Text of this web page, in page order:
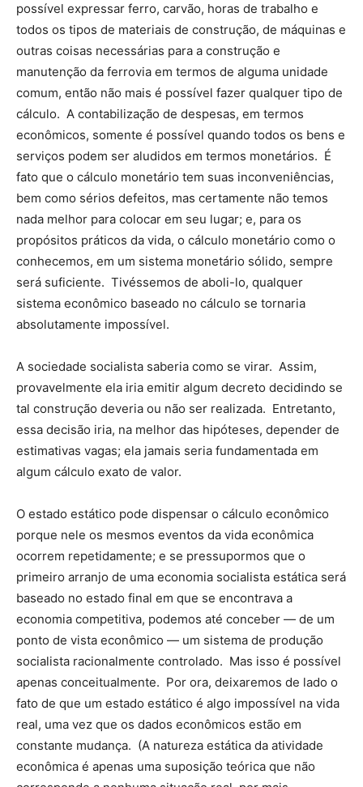
possível expressar ferro, carvão, horas de trabalho e
todos os tipos de materiais de construção, de máquinas e
outras coisas necessárias para a construção e
manutenção da ferrovia em termos de alguma unidade
comum, então não mais é possível fazer qualquer tipo de
cálculo. A contabilização de despesas, em termos
econômicos, somente é possível quando todos os bens e
serviços podem ser aludidos em termos monetários. É
fato que o cálculo monetário tem suas inconveniências,
bem como sérios defeitos, mas certamente não temos
nada melhor para colocar em seu lugar; e, para os
propósitos práticos da vida, o cálculo monetário como o
conhecemos, em um sistema monetário sólido, sempre
será suficiente. Tivéssemos de aboli-lo, qualquer
sistema econômico baseado no cálculo se tornaria
absolutamente impossível.
A sociedade socialista saberia como se virar. Assim,
provavelmente ela iria emitir algum decreto decidindo se
tal construção deveria ou não ser realizada. Entretanto,
essa decisão iria, na melhor das hipóteses, depender de
estimativas vagas; ela jamais seria fundamentada em
algum cálculo exato de valor.
O estado estático pode dispensar o cálculo econômico
porque nele os mesmos eventos da vida econômica
ocorrem repetidamente; e se pressupormos que o
primeiro arranjo de uma economia socialista estática será
baseado no estado final em que se encontrava a
economia competitiva, podemos até conceber — de um
ponto de vista econômico — um sistema de produção
socialista racionalmente controlado. Mas isso é possível
apenas conceitualmente. Por ora, deixaremos de lado o
fato de que um estado estático é algo impossível na vida
real, uma vez que os dados econômicos estão em
constante mudança. (A natureza estática da atividade
econômica é apenas uma suposição teórica que não